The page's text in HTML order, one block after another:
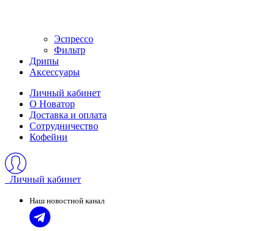
Эспрессо
Фильтр
Дрипы
Аксессуары
Личный кабинет
О Новатор
Доставка и оплата
Сотрудничество
Кофейни
Личный кабинет
Наш новостной канал